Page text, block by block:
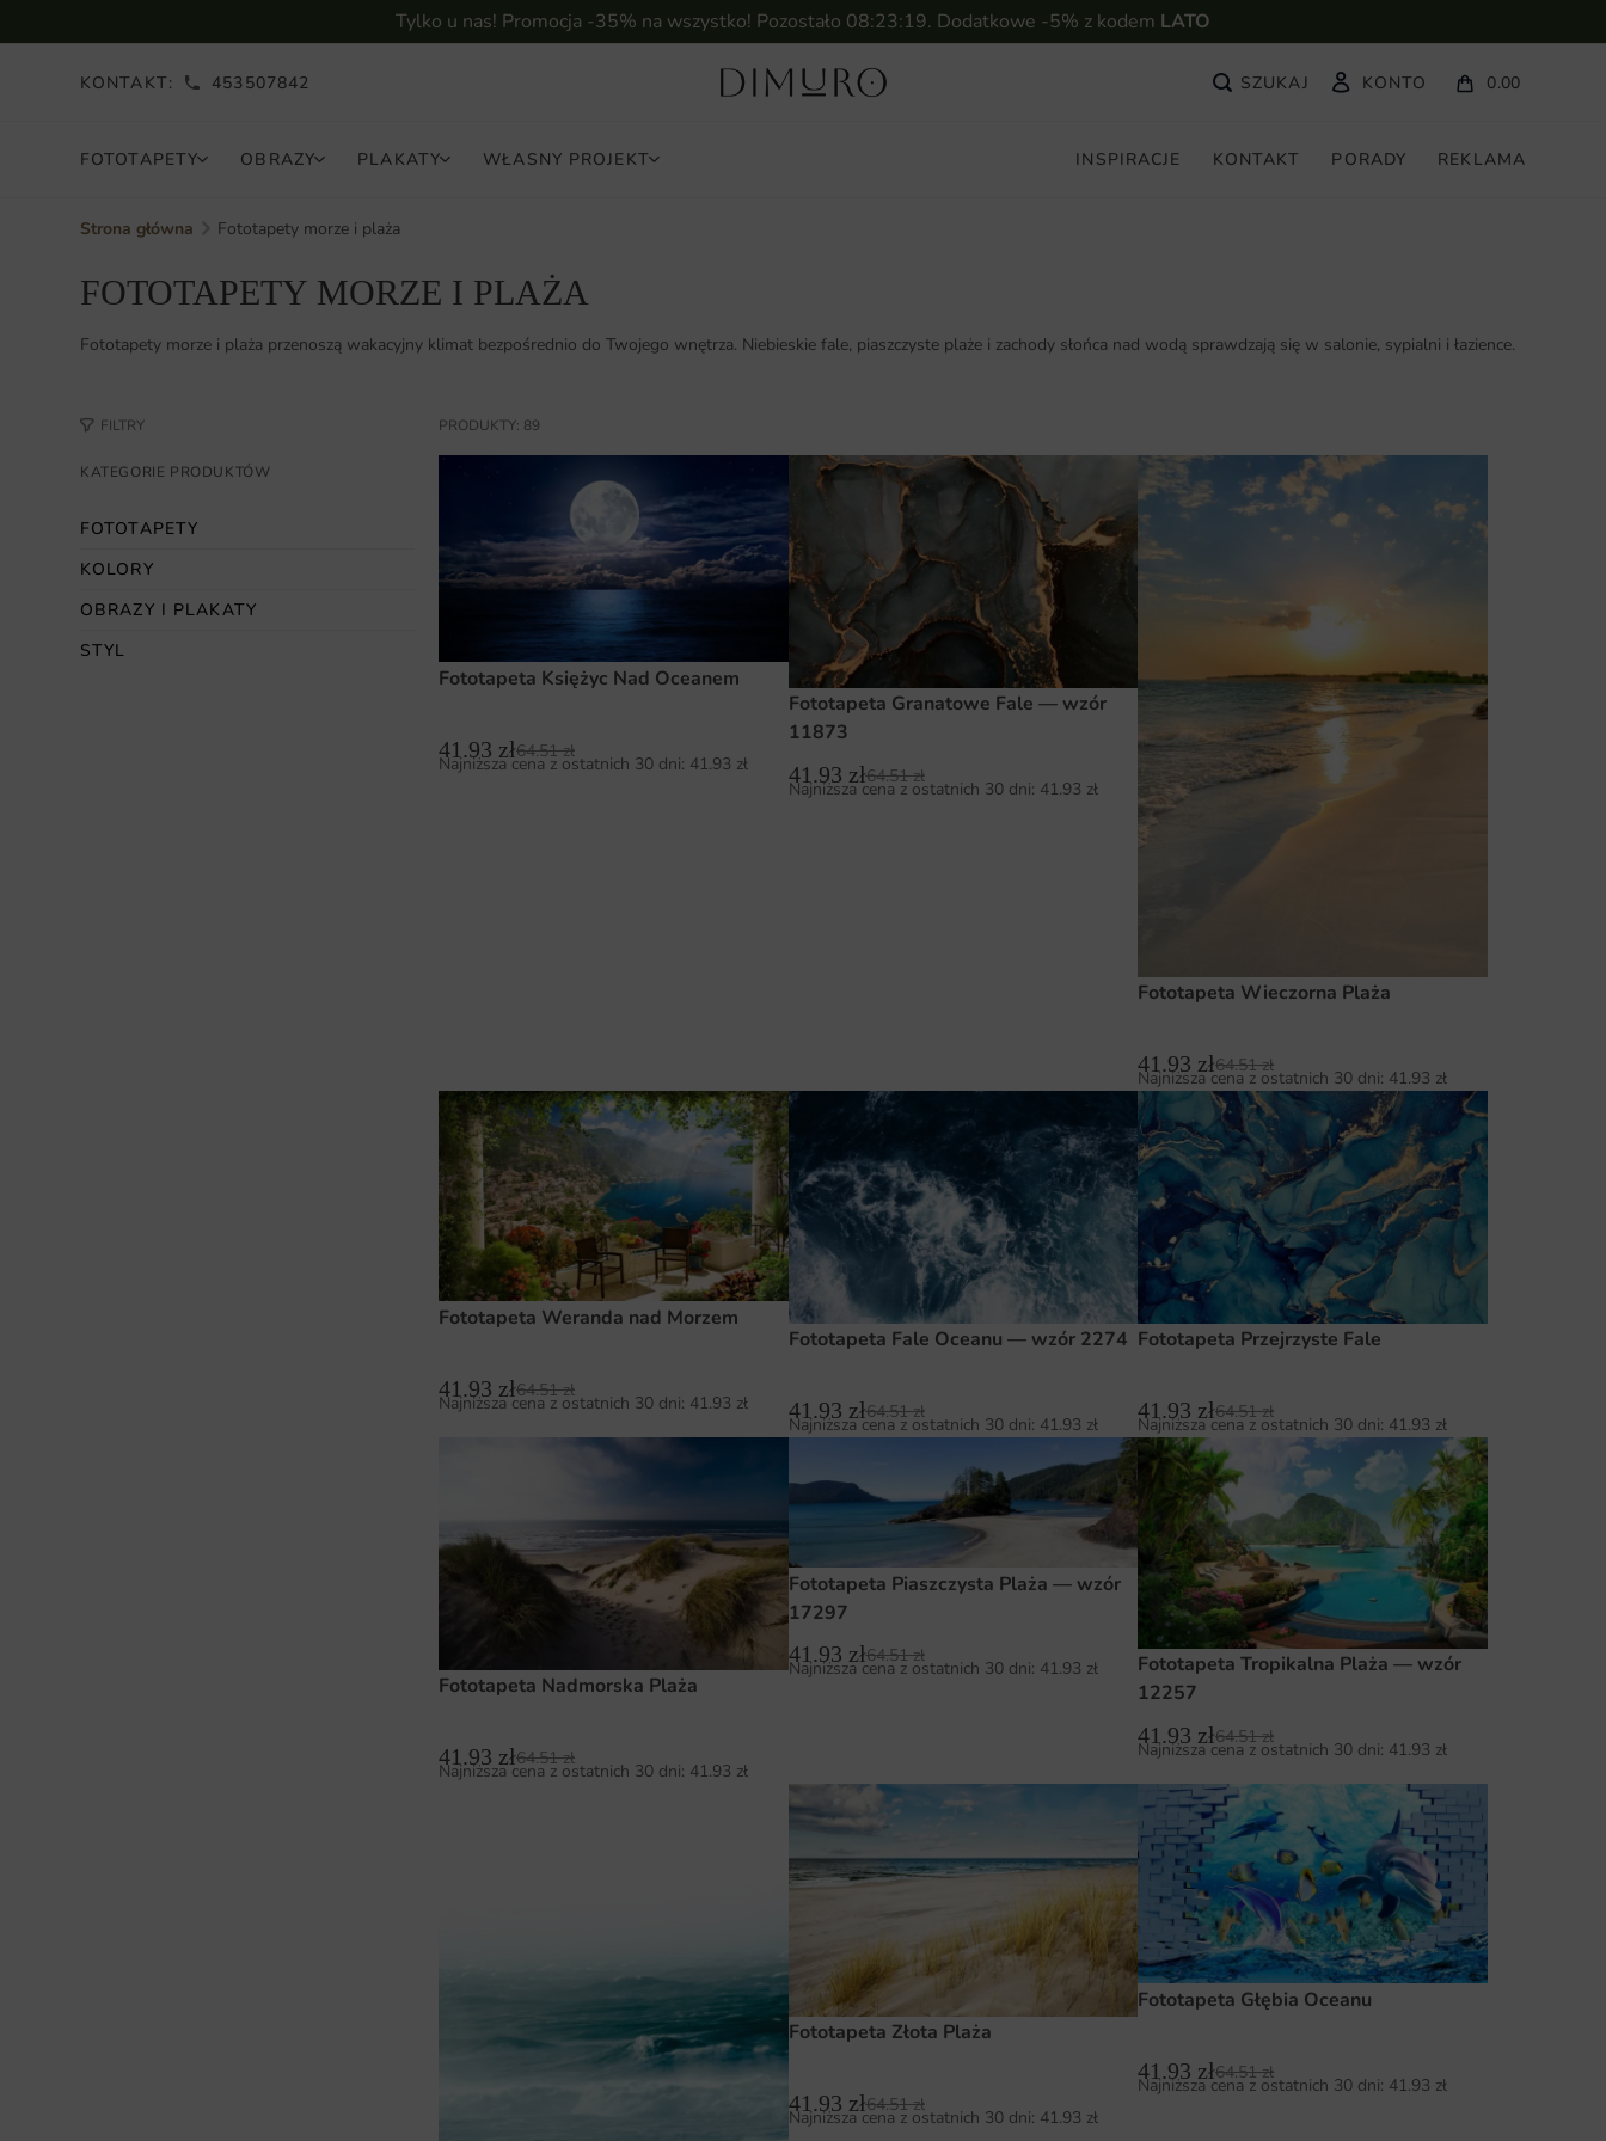
Tylko u nas! Promocja -35% na wszystko! Pozostało 08:23:17. Dodatkowe -5% z kodem LATO
KONTAKT: 453507842 KONTO 0.00
FOTOTAPETY OBRAZY PLAKATY WŁASNY PROJEKT INSPIRACJE KONTAKT PORADY REKLAMA
Strona główna Fototapety morze i plaża
FOTOTAPETY MORZE I PLAŻA
Fototapety morze i plaża przenoszą wakacyjny klimat bezpośrednio do Twojego wnętrza. Niebieskie fale, piaszczyste plaże i zachody słońca nad wodą sprawdzają się w salonie, sypialni i łazience.
FILTRY
KATEGORIE PRODUKTÓW
FOTOTAPETY
KOLORY
OBRAZY I PLAKATY
STYL
PRODUKTY: 89
Fototapeta Księżyc Nad Oceanem
41.93 zł64.51zł
Najniższa cena z ostatnich 30 dni: 41.93 zł
Fototapeta Granatowe Fale — wzór
11873
41.93 zł64.51zł
Najniższa cena z ostatnich 30 dni: 41.93 zł
Fototapeta Wieczorna Plaża
41.93 zł64.51zł
Najniższa cena z ostatnich 30 dni: 41.93 zł
Fototapeta Weranda nad Morzem
41.93 zł64.51zł
Najniższa cena z ostatnich 30 dni: 41.93 zł
Fototapeta Fale Oceanu — wzór 2274
41.93 zł64.51zł
Najniższa cena z ostatnich 30 dni: 41.93 zł
Fototapeta Przejrzyste Fale
41.93 zł64.51zł
Najniższa cena z ostatnich 30 dni: 41.93 zł
Fototapeta Nadmorska Plaża
41.93 zł64.51zł
Najniższa cena z ostatnich 30 dni: 41.93 zł
Fototapeta Piaszczysta Plaża — wzór
17297
41.93 zł64.51zł
Najniższa cena z ostatnich 30 dni: 41.93 zł
Fototapeta Tropikalna Plaża — wzór
12257
41.93 zł64.51zł
Najniższa cena z ostatnich 30 dni: 41.93 zł
Fototapeta Złota Plaża
41.93 zł64.51zł
Najniższa cena z ostatnich 30 dni: 41.93 zł
Fototapeta Głębia Oceanu
41.93 zł64.51zł
Najniższa cena z ostatnich 30 dni: 41.93 zł